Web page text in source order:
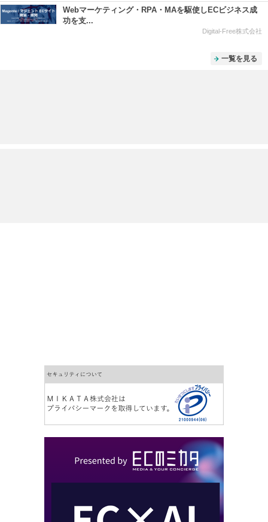
Webマーケティング・RPA・MAを駆使しECビジネス成
功を支...
Digital-Free株式会社
一覧を見る